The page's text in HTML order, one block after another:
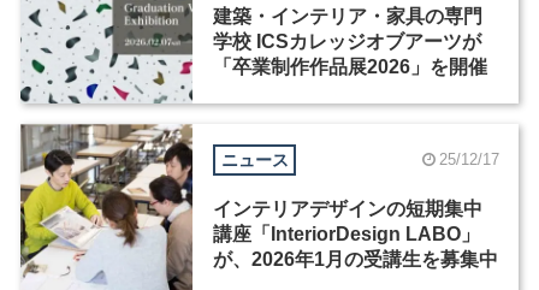
建築・インテリア・家具の専門
学校 ICSカレッジオブアーツが
「卒業制作作品展2026」を開催
ニュース 25/12/17
インテリアデザインの短期集中
講座「InteriorDesign LABO」
が、2026年1月の受講生を募集中